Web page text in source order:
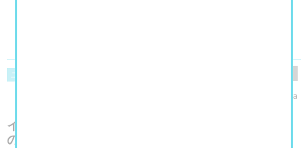
ニュース
yukaringosha
イタリア近代風景画の巨匠フォンタネージの日本初
の大回顧展